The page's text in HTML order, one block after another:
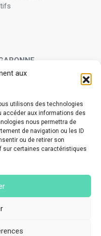
aux
utilisons des technologies
aux informations des
nous permettra de
de navigation ou les ID
ou de retirer son
sur certaines caractéristiques